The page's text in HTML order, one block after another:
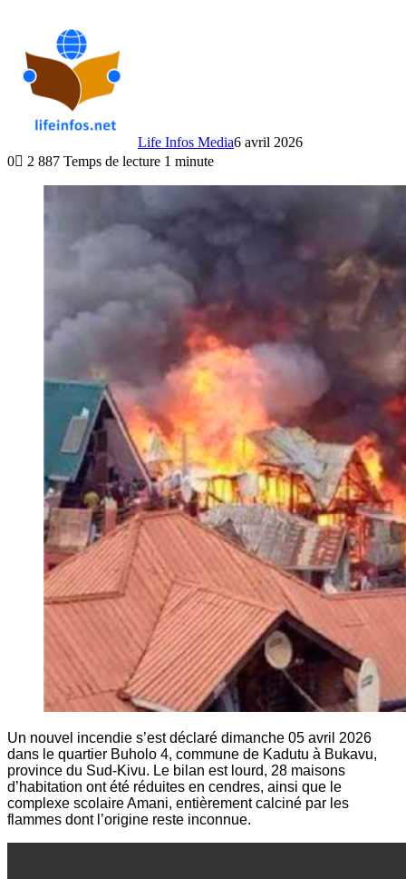
Life Infos Media6 avril 2026
0
2 887 Temps de lecture 1 minute
Un nouvel incendie s’est déclaré dimanche 05 avril 2026
dans le quartier Buholo 4, commune de Kadutu à Bukavu,
province du Sud-Kivu. Le bilan est lourd, 28 maisons
d’habitation ont été réduites en cendres, ainsi que le
complexe scolaire Amani, entièrement calciné par les
flammes dont l’origine reste inconnue.